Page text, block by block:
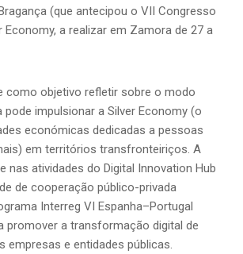
(que antecipou o VII Congresso
Economy, a realizar em Zamora de 27 a
como objetivo refletir sobre o modo
impulsionar a Silver Economy (o
económicas dedicadas a pessoas
em territórios transfronteiriços. A
nas atividades do Digital Innovation Hub
de cooperação público-privada
Interreg VI Espanha–Portugal
promover a transformação digital de
empresas e entidades públicas.